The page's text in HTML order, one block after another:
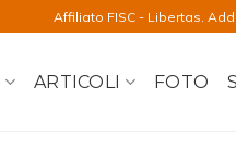
Affiliato FISC - Libertas.
ARTICOLI FOTO